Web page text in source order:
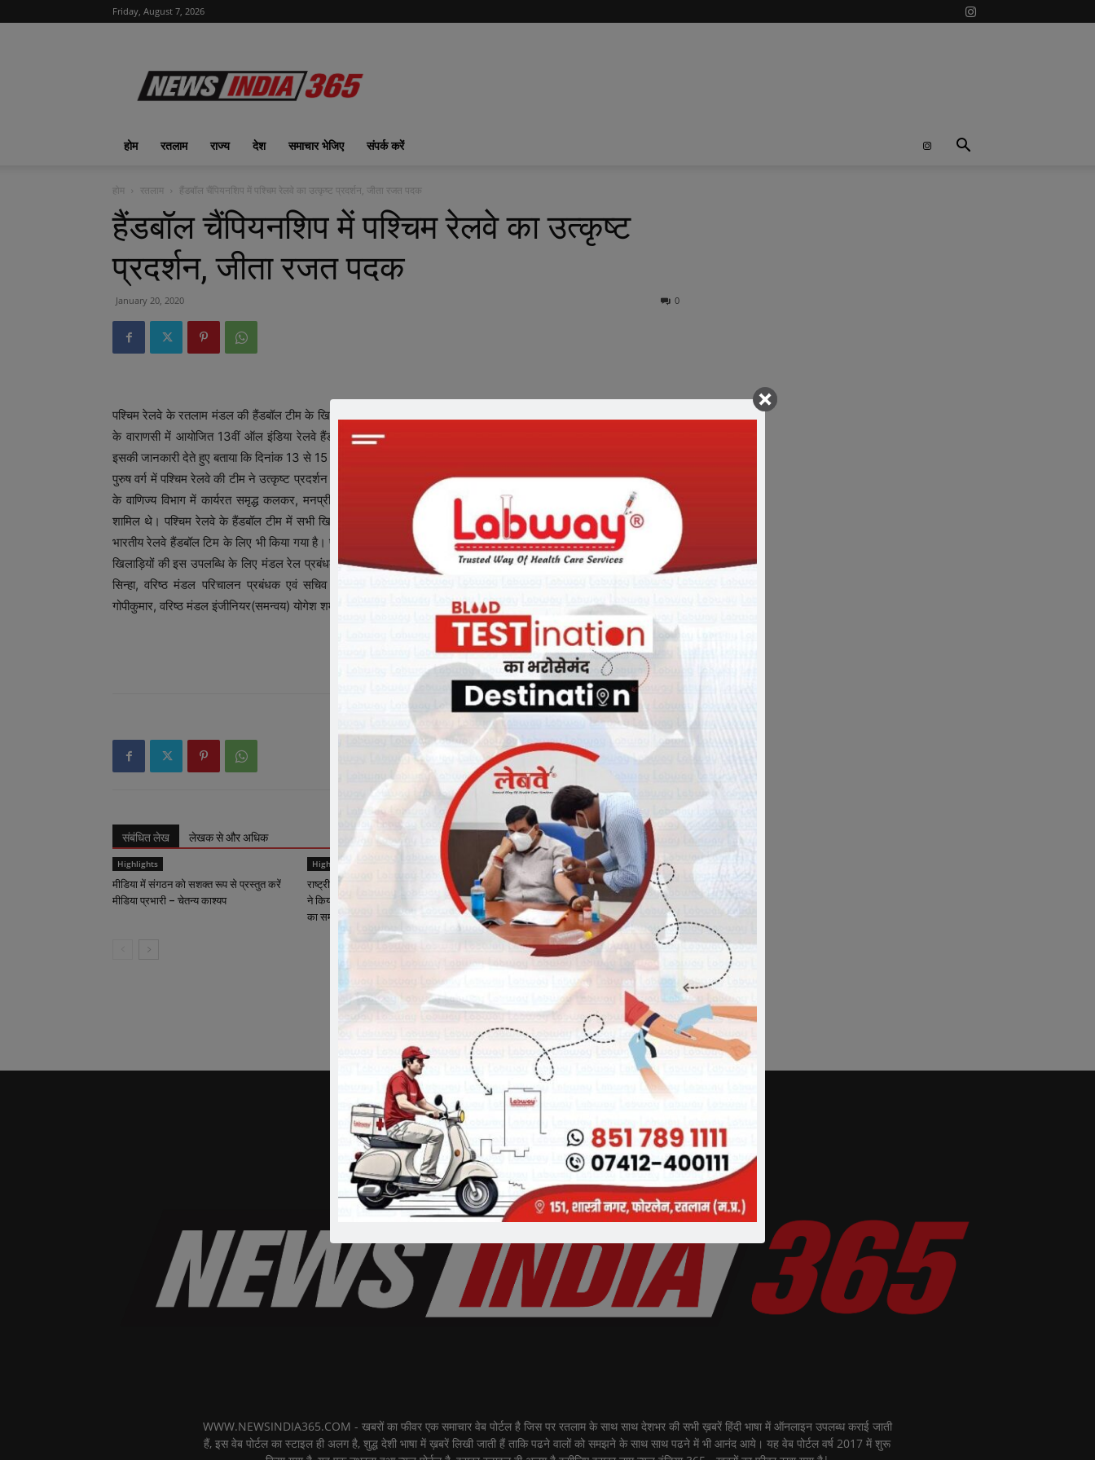
Friday, August 7, 2026
India
365
|
का
फीवर
होम रतलाम राज्य देश समाचार भेजिए संपर्क करें
होम रतलाम हैंडबॉल चैंपियनशिप में पश्चिम रेलवे का उत्कृष्ट प्रदर्शन, जीता रजत पदक
हैंडबॉल चैंपियनशिप में पश्चिम रेलवे का उत्कृष्ट
प्रदर्शन, जीता रजत पदक
January 20, 2020 0
पश्चिम रेलवे के रतलाम मंडल की हैंडबॉल टीम के खिलाड़ियों ने पश्चिम रेलवे की ओर से खेलते हुए उत्कृष्ट प्रदर्शन करते हुए उत्तर प्रदेश
के वाराणसी में आयोजित 13वीं ऑल इंडिया रेलवे हैंडबॉल चैंपियनशिप के पुरुष वर्ग में रजत पदक प्राप्त किया है। मंडल रेल प्रवक्ता ने
इसकी जानकारी देते हुए बताया कि दिनांक 13 से 15 जनवरी 2020 तक वाराणसी में आयोजित 13वीं ऑल इंडिया रेलवे हैंडबॉल चैंपियनशिप
पुरुष वर्ग में पश्चिम रेलवे की टीम ने उत्कृष्ट प्रदर्शन करते हुए रजत पदक प्राप्त किया। पश्चिम रेलवे के इस हैंडबॉल टीम में रतलाम मंडल
के वाणिज्य विभाग में कार्यरत समृद्ध कलकर, मनप्रीत कुमार, मनप्रीत सिंह, मानव गौतम, सचिन रावत, सुरेन्दर सिंह, बसन्त एवं योगेश
शामिल थे। पश्चिम रेलवे के हैंडबॉल टीम में सभी खिलाड़ी रतलाम मंडल के थे। रतलाम मंडल के इन आठ खिलाडियों में से छः का चयन
भारतीय रेलवे हैंडबॉल टिम के लिए भी किया गया है। पश्चिम रेलवे की टीम पिछले तीन वर्षों से लगातार पदक जीत रही है। रतलाम मंडल के
खिलाड़ियों की इस उपलब्धि के लिए मंडल रेल प्रबंधक विनीत गुप्ता द्वारा सम्मानित किया गया। इस दौरान अपर मंडल रेल प्रबंधक के.के.
सिन्हा, वरिष्ठ मंडल परिचालन प्रबंधक एवं सचिव रतलाम मंडल खेलकूद संघ विपुल सिंघल, वरिष्ठ मंडल कार्मिक अधिकारी पी.के.
गोपीकुमार, वरिष्ठ मंडल इंजीनियर(समन्वय) योगेश शर्मा सहित अन्य अधिकारी उपस्थित थे।
संबंधित लेख लेखक से और अधिक
Highlights
मीडिया में संगठन को सशक्त रूप से प्रस्तुत करें
मीडिया प्रभारी – चेतन्य काश्यप
Highlights
राष्ट्रीय कार्याध्यक्ष व कैबिनेट मंत्री चेतन्य काश्यप
ने किया क्रीड़ा-भारती की अन्तर प्रान्तीय बैठक
का समापन
Breaking News
भारतीय जनता पार्टी रतलाम जिले में नई
जिम्मेदारियों का ऐलान, भाजपा मे मीडिया प्रभारी
व सहप्रभारी की नियुक्ति
WWW.NEWSINDIA365.COM - खबरों का फीवर एक समाचार वेब पोर्टल है जिस पर रतलाम के साथ साथ देशभर की सभी ख़बरें हिंदी भाषा में ऑनलाइन उपलब्ध कराई जाती
हैं, इस वेब पोर्टल का स्टाइल ही अलग है, शुद्ध देशी भाषा में ख़बरें लिखी जाती हैं ताकि पढने वालों को समझने के साथ साथ पढने में भी आनंद आये। यह वेब पोर्टल वर्ष 2017 में शुरू